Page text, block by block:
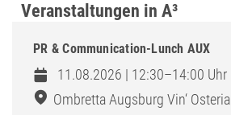
Veranstaltungen in A³
PR & Communication-Lunch AUX
11.08.2026 | 12:30–14:00 Uhr
Ombretta Augsburg Vin‘ Osteria